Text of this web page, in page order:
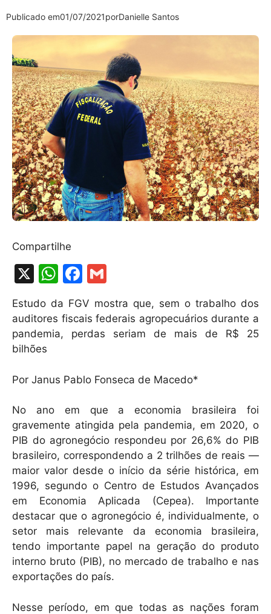
Publicado em01/07/2021porDanielle Santos
Compartilhe
X
W
h
at
s
p
p
F
a
c
e
o
o
k
ai
Estudo da FGV mostra que, sem o trabalho dos
auditores fiscais federais agropecuários durante a
pandemia, perdas seriam de mais de R$ 25
bilhões
Por Janus Pablo Fonseca de Macedo*
No ano em que a economia brasileira foi
gravemente atingida pela pandemia, em 2020, o
PIB do agronegócio respondeu por 26,6% do PIB
brasileiro, correspondendo a 2 trilhões de reais —
maior valor desde o início da série histórica, em
1996, segundo o Centro de Estudos Avançados
em Economia Aplicada (Cepea). Importante
destacar que o agronegócio é, individualmente, o
setor mais relevante da economia brasileira,
tendo importante papel na geração do produto
interno bruto (PIB), no mercado de trabalho e nas
exportações do país.
Nesse período, em que todas as nações foram